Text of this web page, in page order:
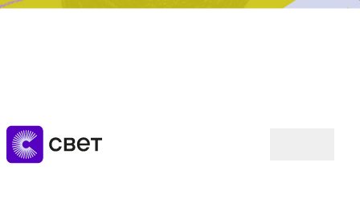
Дружба, любовь, взросление
Читать